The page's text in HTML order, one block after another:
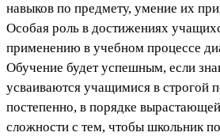
навыков по предмету, умение их
Особая роль в достижениях
применению в учебном процессе
Обучение будет успешным, если
усваиваются учащимися в строгой
постепенно, в порядке
сложности с тем, чтобы школьник